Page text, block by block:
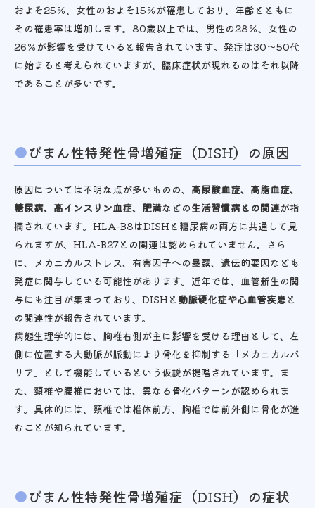
およそ25％、女性のおよそ15％が罹患しており、年齢とともに
その罹患率は増加します。80歳以上では、男性の28％、女性の
26％が影響を受けていると報告されています。発症は30〜50代
に始まると考えられていますが、臨床症状が現れるのはそれ以降
であることが多いです。
びまん性特発性骨増殖症（DISH）の原因
原因については不明な点が多いものの、 高尿酸血症、高脂血症、
糖尿病、高インスリン血症、肥満などの生活習慣病との関連が指
摘されています。HLA-B8はDISHと糖尿病の両方に共通して見
られますが、HLA-B27との関連は認められていません。さら
に、メカニカルストレス、有害因子への暴露、遺伝的要因なども
発症に関与している可能性があります。近年では、血管新生の関
与にも注目が集まっており、DISHと 動脈硬化症や心血管疾患と
の関連性が報告されています。
病態生理学的には、胸椎右側が主に影響を受ける理由として、左
側に位置する大動脈が脈動により骨化を抑制する「メカニカルバ
リア」として機能しているという仮説が提唱されています。ま
た、頸椎や腰椎においては、異なる骨化パターンが認められま
す。具体的には、頸椎では椎体前方、胸椎では前外側に骨化が進
むことが知られています。
びまん性特発性骨増殖症（DISH）の症状